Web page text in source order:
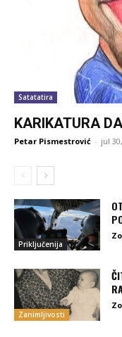
Satatatira
KARIKATURA
Petar Pismestrović - jul
Priključenija
Zanimljivosti